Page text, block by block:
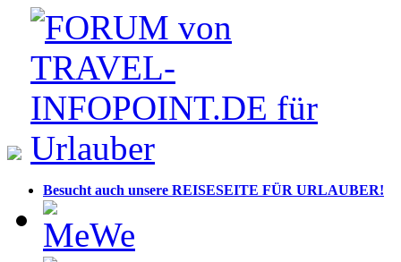
Besucht auch unsere REISESEITE FÜR URLAUBER!